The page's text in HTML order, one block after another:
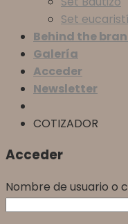
Set
Behind the
Galería
Acceder
Newsletter
COTIZADOR
Acceder
Nombre de usuario o